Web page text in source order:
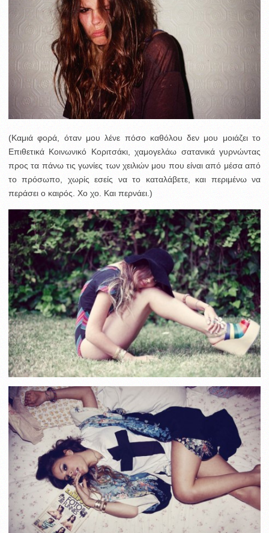
(Καμιά φορά, όταν μου λένε πόσο καθόλου δεν μου μοιάζει το
Επιθετικά Κοινωνικό Κοριτσάκι, χαμογελάω σατανικά γυρνώντας
προς τα πάνω τις γωνίες των χειλιών μου που είναι από μέσα από
το πρόσωπο, χωρίς εσείς να το καταλάβετε, και περιμένω να
περάσει ο καιρός. Χο χο. Και περνάει.)